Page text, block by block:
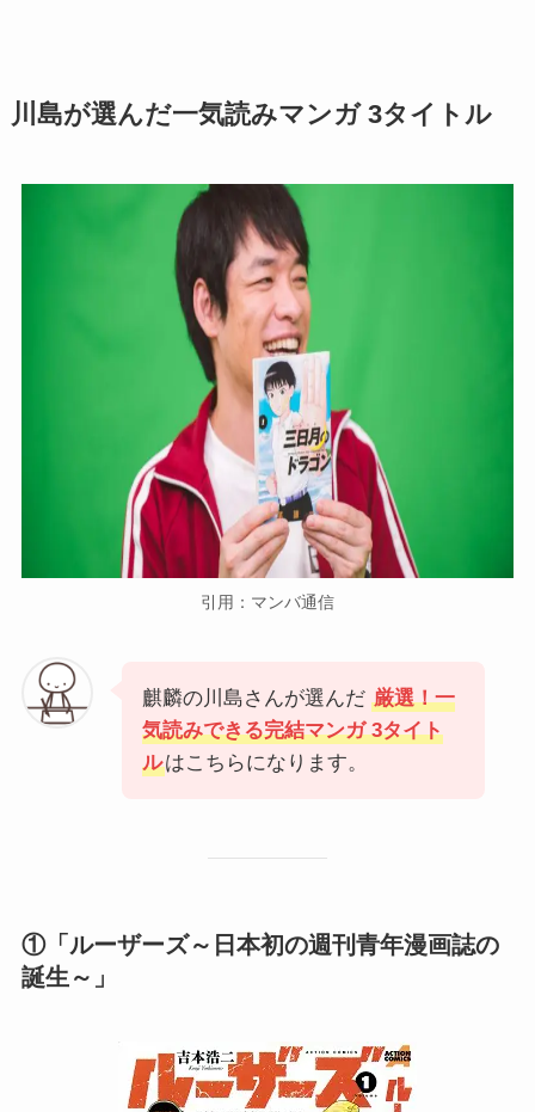
川島が選んだ一気読みマンガ 3タイトル
引用：マンバ通信
麒麟の川島さんが選んだ 厳選！一
気読みできる完結マンガ3タイト
ルはこちらになります。
①「ルーザーズ～日本初の週刊青年漫画誌の
誕生～」